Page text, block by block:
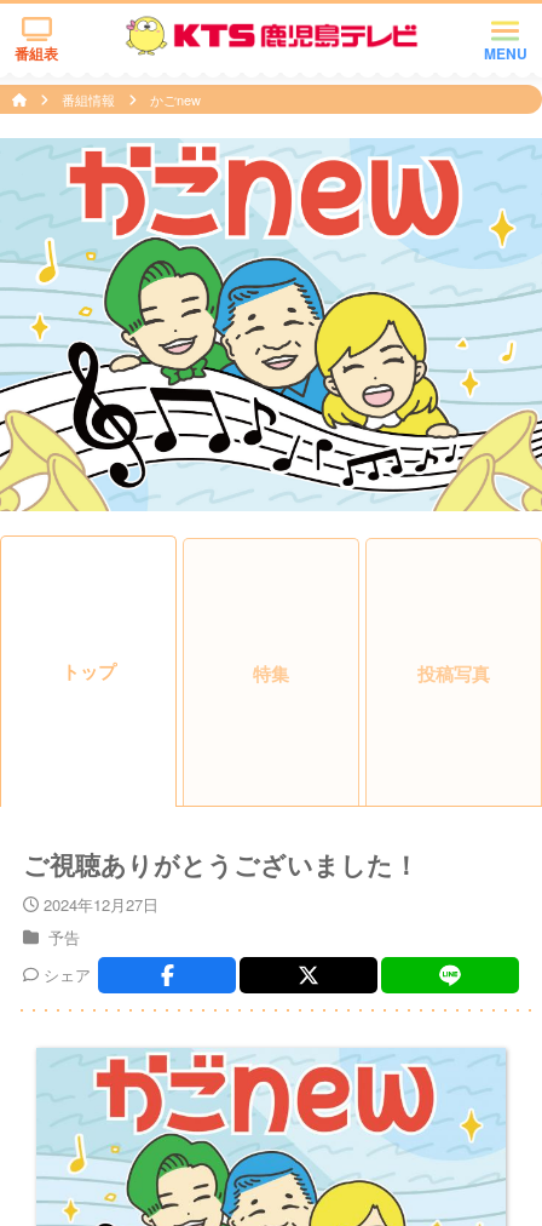
MENU
番組表
番組情報 かごnew
トップ 特集 投稿写真
ご視聴ありがとうございました！
2024年12月27日
予告
シェア